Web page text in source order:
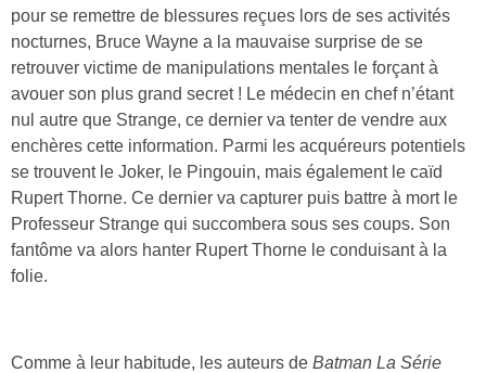
pour se remettre de blessures reçues lors de ses activités
nocturnes, Bruce Wayne a la mauvaise surprise de se
retrouver victime de manipulations mentales le forçant à
avouer son plus grand secret ! Le médecin en chef n’étant
nul autre que Strange, ce dernier va tenter de vendre aux
enchères cette information. Parmi les acquéreurs potentiels
se trouvent le Joker, le Pingouin, mais également le caïd
Rupert Thorne. Ce dernier va capturer puis battre à mort le
Professeur Strange qui succombera sous ses coups. Son
fantôme va alors hanter Rupert Thorne le conduisant à la
folie.
Comme à leur habitude, les auteurs de Batman La Série